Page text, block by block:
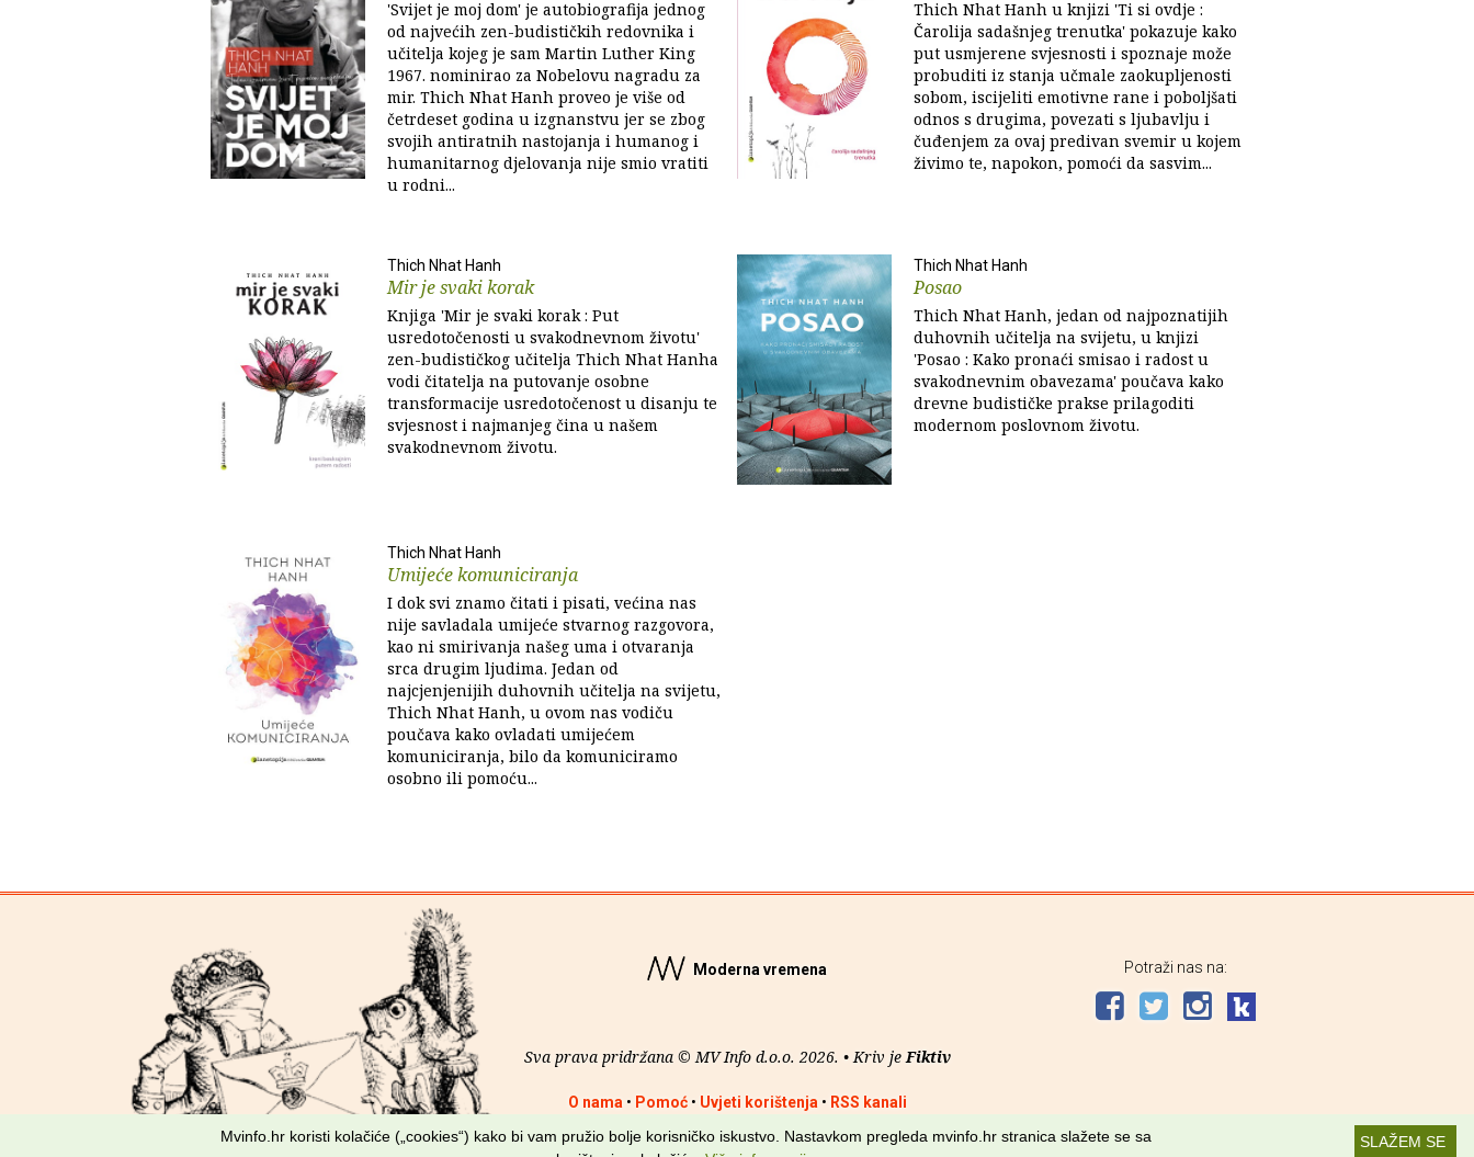
'Svijet je moj dom' je autobiografija jednog
od najvećih zen-budističkih redovnika i
učitelja kojeg je sam Martin Luther King
1967. nominirao za Nobelovu nagradu za
mir. Thich Nhat Hanh proveo je više od
četrdeset godina u izgnanstvu jer se zbog
svojih antiratnih nastojanja i humanog i
humanitarnog djelovanja nije smio vratiti
u rodni...
Thich Nhat Hanh u knjizi 'Ti si ovdje :
Čarolija sadašnjeg trenutka' pokazuje kako
put usmjerene svjesnosti i spoznaje može
probuditi iz stanja učmale zaokupljenosti
sobom, iscijeliti emotivne rane i poboljšati
odnos s drugima, povezati s ljubavlju i
čuđenjem za ovaj predivan svemir u kojem
živimo te, napokon, pomoći da sasvim...
Thich Nhat Hanh
Mir je svaki korak
Knjiga 'Mir je svaki korak : Put
usredotočenosti u svakodnevnom životu'
zen-budističkog učitelja Thich Nhat Hanha
vodi čitatelja na putovanje osobne
transformacije usredotočenost u disanju te
svjesnost i najmanjeg čina u našem
svakodnevnom životu.
Thich Nhat Hanh
Posao
Thich Nhat Hanh, jedan od najpoznatijih
duhovnih učitelja na svijetu, u knjizi
'Posao : Kako pronaći smisao i radost u
svakodnevnim obavezama' poučava kako
drevne budističke prakse prilagoditi
modernom poslovnom životu.
Thich Nhat Hanh
Umijeće komuniciranja
I dok svi znamo čitati i pisati, većina nas
nije savladala umijeće stvarnog razgovora,
kao ni smirivanja našeg uma i otvaranja
srca drugim ljudima. Jedan od
najcjenjenijih duhovnih učitelja na svijetu,
Thich Nhat Hanh, u ovom nas vodiču
poučava kako ovladati umijećem
komuniciranja, bilo da komuniciramo
osobno ili pomoću...
Moderna vremena
Sva prava pridržana © MV Info d.o.o. 2026. • Kriv jeFiktiv
O nama • Pomoć• Uvjeti korištenja • RSS kanali
Potraži nas na:
SLAŽEM SE
Mvinfo.hr koristi kolačiće („cookies“) kako bi vam pružio bolje korisničko iskustvo. Nastavkom pregleda mvinfo.hr stranica slažete se sa